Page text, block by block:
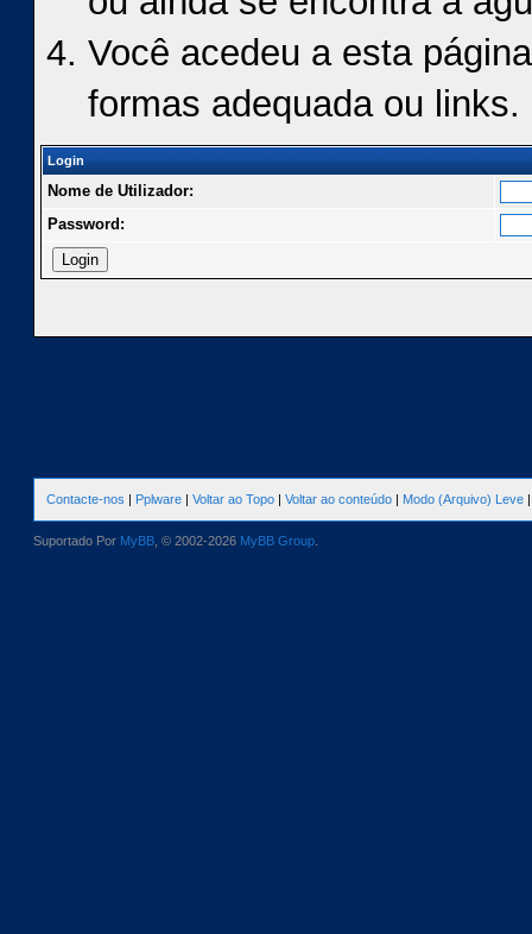
Você acedeu a esta
formas adequada ou links.
Login
Nome de Utilizador:
Password:
Contacte-nos | Pplware | Voltar ao Topo | Voltar ao conteúdo | Modo (Arquivo) Leve
Suportado Por MyBB , © 2002-2026 MyBB Group